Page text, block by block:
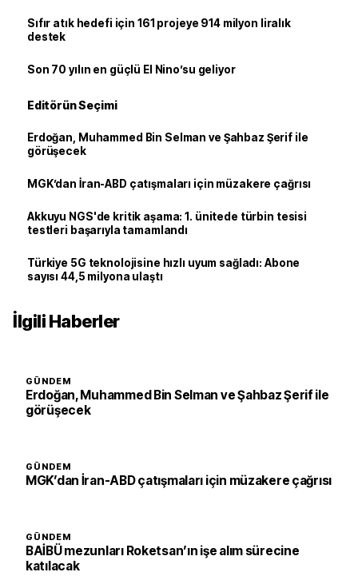
Sıfır atık hedefi için 161 projeye 914 milyon liralık
destek
Son 70 yılın en güçlü El Nino’su geliyor
Editörün Seçimi
Erdoğan, Muhammed Bin Selman ve Şahbaz Şerif ile
görüşecek
MGK’dan İran-ABD çatışmaları için müzakere çağrısı
Akkuyu NGS'de kritik aşama: 1. ünitede türbin tesisi
testleri başarıyla tamamlandı
Türkiye 5G teknolojisine hızlı uyum sağladı: Abone
sayısı 44,5 milyona ulaştı
İlgili Haberler
GÜNDEM
Erdoğan, Muhammed Bin Selman ve Şahbaz Şerif ile
görüşecek
GÜNDEM
MGK’dan İran-ABD çatışmaları için müzakere çağrısı
GÜNDEM
BAİBÜ mezunları Roketsan’ın işe alım sürecine
katılacak